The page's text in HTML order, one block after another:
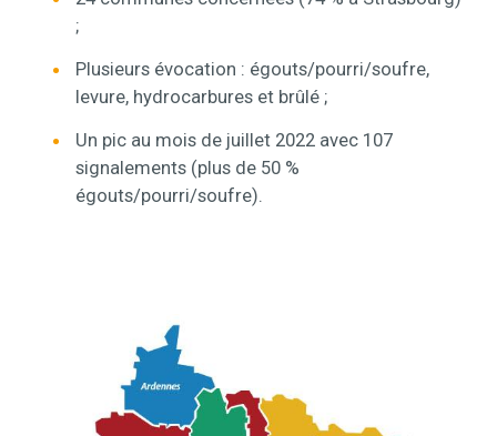
;
Plusieurs évocation : égouts/pourri/soufre,
levure, hydrocarbures et brûlé ;
Un pic au mois de juillet 2022 avec 107
signalements (plus de 50 %
égouts/pourri/soufre).